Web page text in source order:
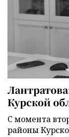
Курской
С момента
районы